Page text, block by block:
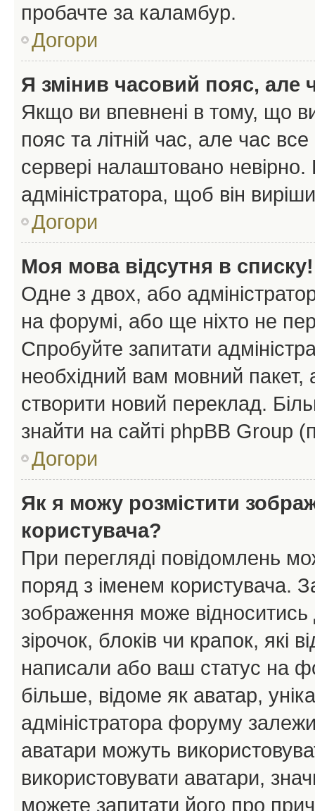
пробачте за каламбур.
Догори
Я змінив часовий пояс, але
Якщо ви впевнені в тому, що
пояс та літній час, але час
сервері налаштовано
адміністратора, щоб він
Догори
Моя мова відсутня в списку!
Одне з двох, або
на форумі, або ще ніхто не
Спробуйте запитати
необхідний вам мовний
створити новий переклад.
знайти на сайті phpBB Group
Догори
Як я можу розмістити
користувача?
При перегляді повідомлень
поряд з іменем користувача.
зображення може відноситись
зірочок, блоків чи крапок, які
написали або ваш статус на
більше, відоме як аватар,
адміністратора форуму
аватари можуть
використовувати аватари,
можете запитати його про